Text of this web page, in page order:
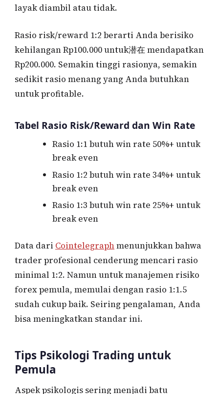
layak diambil atau tidak.
Rasio risk/reward 1:2 berarti Anda berisiko
kehilangan Rp100.000 untuk潜在 mendapatkan
Rp200.000. Semakin tinggi rasionya, semakin
sedikit rasio menang yang Anda butuhkan
untuk profitable.
Tabel Rasio Risk/Reward dan Win Rate
Rasio 1:1 butuh win rate 50%+ untuk
break even
Rasio 1:2 butuh win rate 34%+ untuk
break even
Rasio 1:3 butuh win rate 25%+ untuk
break even
Data dari Cointelegraphmenunjukkan bahwa
trader profesional cenderung mencari rasio
minimal 1:2. Namun untuk manajemen risiko
forex pemula, memulai dengan rasio 1:1.5
sudah cukup baik. Seiring pengalaman, Anda
bisa meningkatkan standar ini.
Tips Psikologi Trading untuk
Pemula
Aspek psikologis sering menjadi batu